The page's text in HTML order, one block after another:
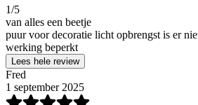
1/5
van alles een beetje
puur voor decoratie licht opbrengst is er
werking beperkt
Lees hele review
Fred
1 september 2025